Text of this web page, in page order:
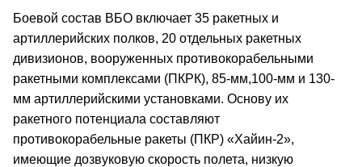
Боевой состав ВБО включает 35 ракетных и
артиллерийских полков, 20 отдельных ракетных
дивизионов, вооруженных противокорабельными
ракетными комплексами (ПКРК), 85-мм,100-мм и 130-
мм артиллерийскими установками. Основу их
ракетного потенциала составляют
противокорабельные ракеты (ПКР) «Хайин-2»,
имеющие дозвуковую скорость полета, низкую